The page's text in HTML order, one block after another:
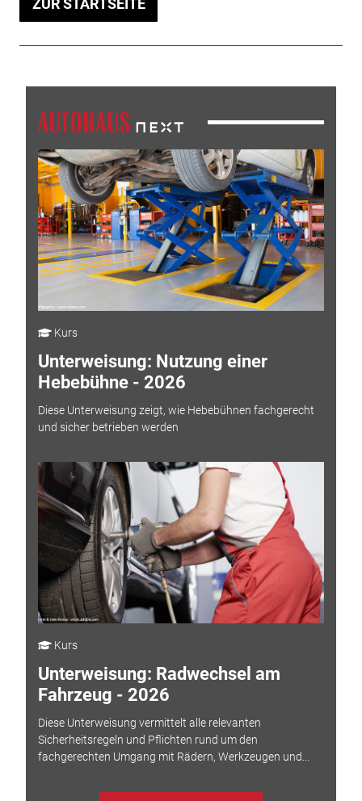
Kurs
Unterweisung: Nutzung einer
Hebebühne - 2026
Diese Unterweisung zeigt, wie Hebebühnen fachgerecht
und sicher betrieben werden
Kurs
Unterweisung: Radwechsel am
Fahrzeug - 2026
Diese Unterweisung vermittelt alle relevanten
Sicherheitsregeln und Pflichten rund um den
fachgerechten Umgang mit Rädern, Werkzeugen und...